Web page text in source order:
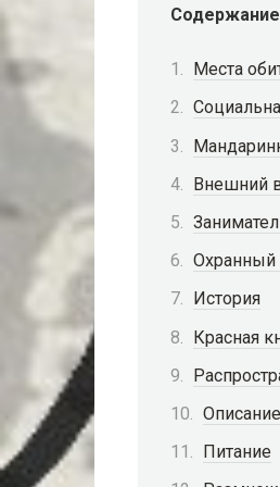
Содержание
Места
Внешний
Охранный
История
Красная
Питание